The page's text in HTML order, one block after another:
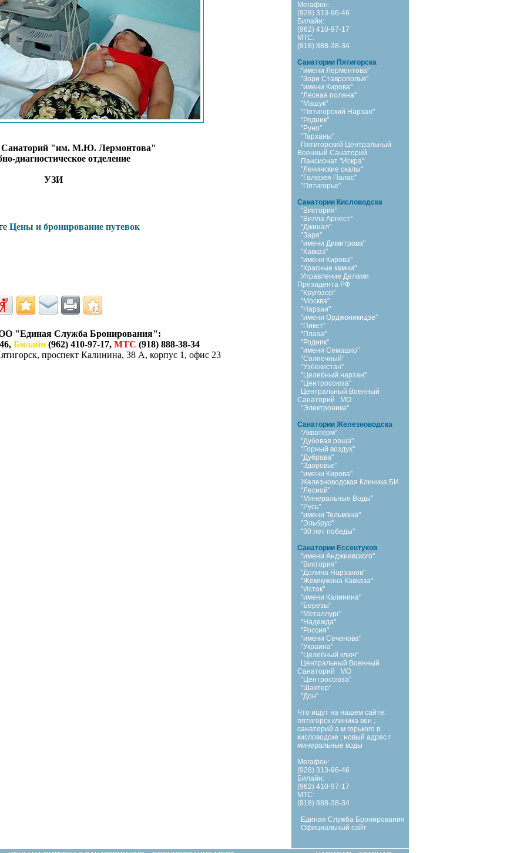
Санаторий "им. М.Ю. Лермонтова"
диагностическое отделение
УЗИ
Цены и бронирование путевок
"Единая Служба Бронирования":
Билайн (962) 410-97-17, МТС (918) 888-38-34
проспект Калинина, 38 А, корпус 1, офис 23
Мегафон:
(928) 313-96-46
Билайн:
(962) 410-97-17
МТС:
(918) 888-38-34
Санатории Пятигорска
"имени Лермонтова"
"Зори Ставрополья"
"имени Кирова"
"Лесная поляна"
"Машук"
"Пятигорский Нарзан"
"Родник"
"Руно"
"Тарханы"
Пятигорский Центральный
Военный Санаторий
Пансионат "Искра"
"Ленинские скалы"
"Галерея Палас"
"Пятигорье"
Санатории Кисловодска
"Виктория"
"Вилла Арнест"
"Джинал"
"Заря"
"имени Димитрова"
"Кавказ"
"имени Кирова"
"Красные камни"
Управление Делами
Президента РФ
"Кругозор"
"Москва"
"Нарзан"
"имени Орджоникидзе"
"Пикет"
"Плаза"
"Родник"
"имени Семашко"
"Солнечный"
"Узбекистан"
"Целебный нарзан"
"Центросоюза"
Центральный Военный
Санаторий МО
"Электроника"
Санатории Железноводска
"Акватерм"
"Дубовая роща"
"Горный воздух"
"Дубрава"
"Здоровье"
"имени Кирова"
Железноводская Клиника БИ
"Лесной"
"Минеральные Воды"
"Русь"
"имени Тельмана"
"Эльбрус"
"30 лет победы"
Санатории Ессентуков
"имени Анджиевского"
"Виктория"
"Долина Нарзанов"
"Жемчужина Кавказа"
"Исток"
"имени Калинина"
"Березы"
"Металлург"
"Надежда"
"Россия"
"имени Сеченова"
"Украина"
"Целебный ключ"
Центральный Военный
Санаторий МО
"Центросоюза"
"Шахтер"
"Дон"
Что ищут на нашем сайте:
пятигорск клиника вен ;
санаторий а м горького в
кисловодске ; новый адрес г
минеральные воды
Мегафон:
(928) 313-96-46
Билайн:
(962) 410-97-17
МТС:
(918) 888-38-34
Единая Служба Бронирования
Официальный сайт